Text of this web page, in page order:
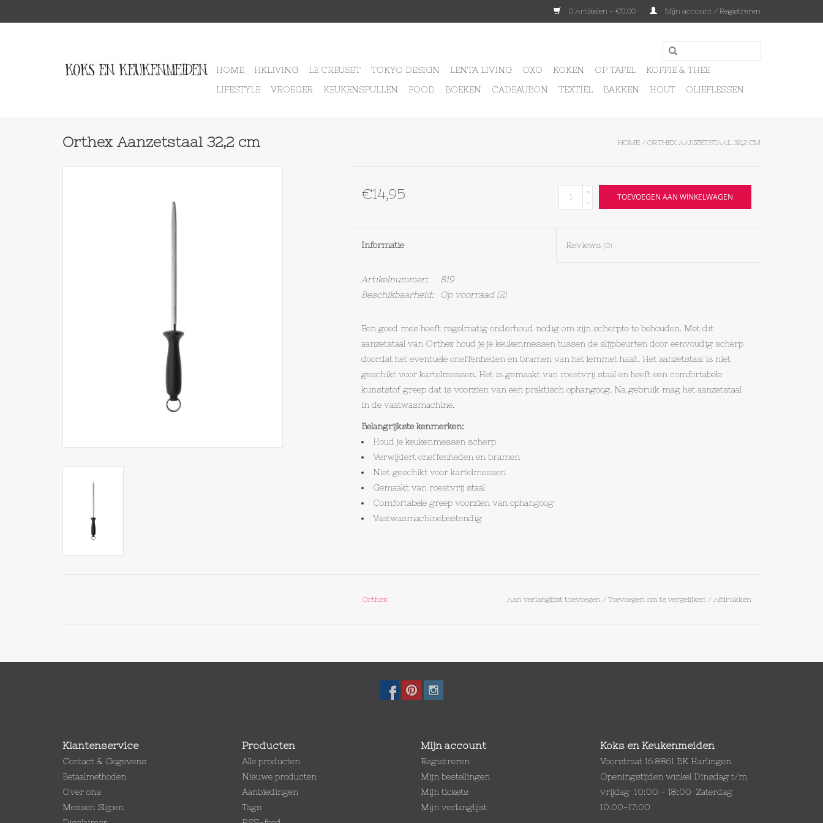
0 Artikelen - €0,00 Mijn account / Registreren
HOME HKLIVING LE CREUSET TOKYO DESIGN LENTA LIVING OXO KOKEN OP TAFEL
KOFFIE & THEE
LIFESTYLE
VROEGER KEUKENSPULLEN FOOD BOEKEN CADEAUBON TEXTIEL BAKKEN HOUT OLIEFLESSEN
Orthex Aanzetstaal 32,2 cm HOME / ORTHEX AANZETSTAAL 32,2 CM
€14,95
+
-
TOEVOEGEN AAN WINKELWAGEN
Informatie Reviews (0)
Artikelnummer:
819
Beschikbaarheid:
Op voorraad(2)
Een goed mes heeft regelmatig onderhoud nodig om zijn scherpte te behouden. Met dit
aanzetstaal van Orthex houd je je keukenmessen tussen de slijpbeurten door eenvoudig scherp
doordat het eventuele oneffenheden en bramen van het lemmet haalt. Het aanzetstaal is niet
geschikt voor kartelmessen. Het is gemaakt van roestvrij staal en heeft een comfortabele
kunststof greep dat is voorzien van een praktisch ophangoog. Na gebruik mag het aanzetstaal
in de vaatwasmachine.
Belangrijkste kenmerken:
Houd je keukenmessen scherp
Verwijdert oneffenheden en bramen
Niet geschikt voor kartelmessen
Gemaakt van roestvrij staal
Comfortabele greep voorzien van ophangoog
Vaatwasmachinebestendig
Orthex Aan verlanglijst toevoegen / Toevoegen om te vergelijken / Afdrukken
Klantenservice
Contact & Gegevens
Betaalmethoden
Over ons
Messen Slijpen
Producten
Alle producten
Nieuwe producten
Aanbiedingen
Tags
Mijn account
Registreren
Mijn bestellingen
Mijn tickets
Mijn verlanglijst
Koks en Keukenmeiden
Voorstraat 16 8861 BK Harlingen
Openingstijden winkel Dinsdag t/m
vrijdag 10:00 - 18:00 Zaterdag
10.00-17:00